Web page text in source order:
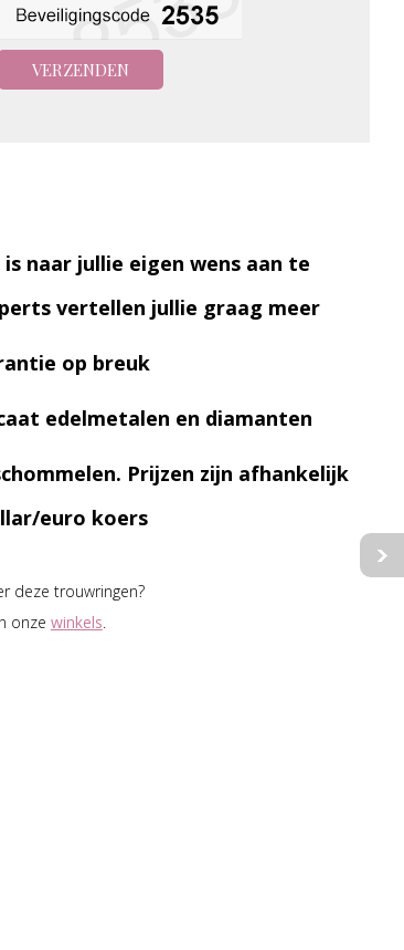
naar jullie eigen wens aan te
vertellen jullie graag meer
op breuk
edelmetalen en diamanten
Prijzen zijn afhankelijk
euro koers
deze trouwringen?
onze winkels.